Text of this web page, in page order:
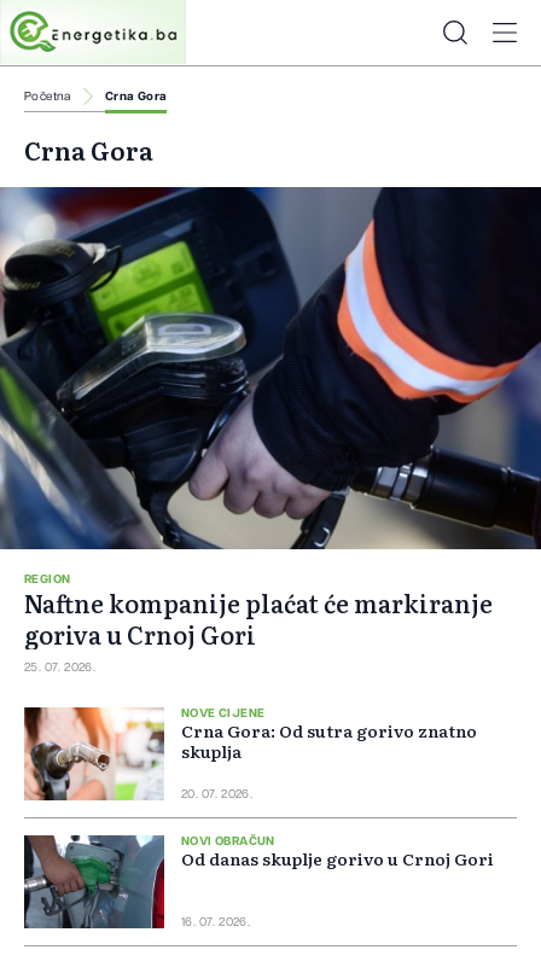
Početna Crna Gora
Crna Gora
REGION
Naftne kompanije plaćat će markiranje
goriva u Crnoj Gori
25. 07. 2026.
NOVE CIJENE
Crna Gora: Od sutra gorivo znatno
skuplja
20. 07. 2026.
NOVI OBRAČUN
Od danas skuplje gorivo u Crnoj Gori
16. 07. 2026.